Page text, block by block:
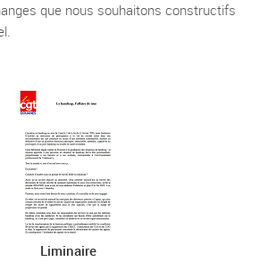
que nous souhaitons constructifs
Liminaire